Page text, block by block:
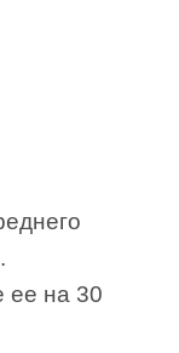
ее на 30